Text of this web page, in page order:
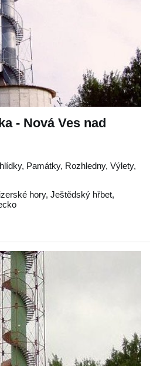
- Nová Ves nad
Památky, Rozhledny, Výlety,
hory, Ještědský hřbet,